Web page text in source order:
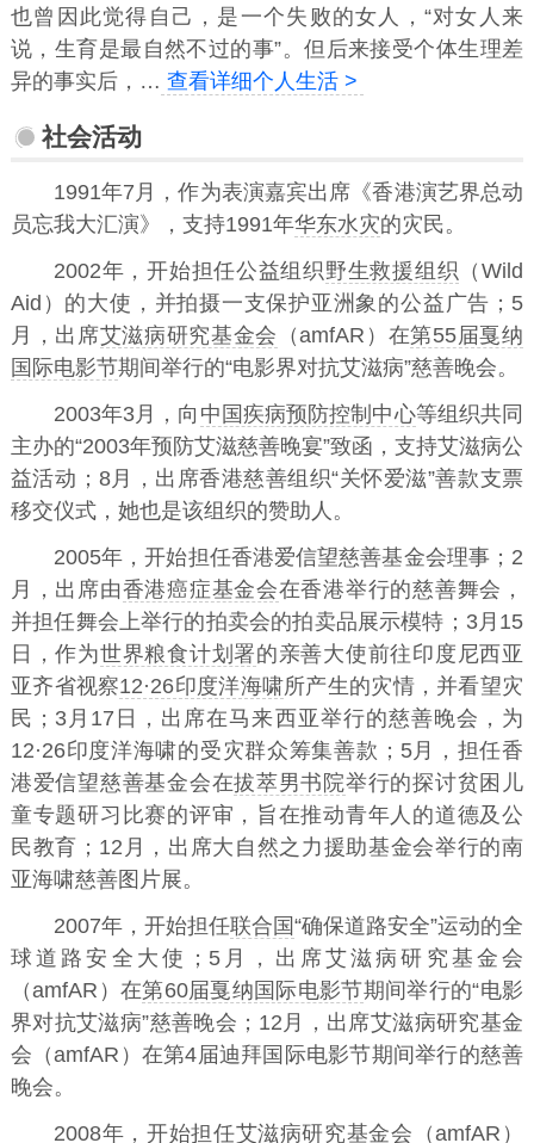
也曾因此觉得自己，是一个失败的女人，“对女人来
说，生育是最自然不过的事”。但后来接受个体生理差
异的事实后，… 查看详细个人生活 >
社会活动
1991年7月，作为表演嘉宾出席《香港演艺界总动
员忘我大汇演》，支持1991年华东水灾的灾民。
2002年，开始担任公益组织野生救援组织 （Wild
Aid）的大使，并拍摄一支保护亚洲象的公益广告；5
月，出席艾滋病研究基金会 （amfAR）在第55届戛纳
国际电影节期间举行的“电影界对抗艾滋病”慈善晚会。
2003年3月，向 中国疾病预防控制中心等组织共同
主办的“2003年预防艾滋慈善晚宴”致函，支持艾滋病公
益活动；8月，出席香港慈善组织“关怀爱滋”善款支票
移交仪式，她也是该组织的赞助人。
2005年，开始担任香港爱信望慈善基金会理事；2
月，出席由香港癌症基金会在香港举行的慈善舞会，
并担任舞会上举行的拍卖会的拍卖品展示模特；3月15
日，作为世界粮食计划署的亲善大使前往印度尼西亚
亚齐省视察12·26印度洋海啸所产生的灾情，并看望灾
民；3月17日，出席在马来西亚举行的慈善晚会，为
12·26印度洋海啸的受灾群众筹集善款；5月，担任香
港爱信望慈善基金会在拔萃男书院举行的探讨贫困儿
童专题研习比赛的评审，旨在推动青年人的道德及公
民教育；12月，出席大自然之力援助基金会举行的南
亚海啸慈善图片展。
2007年，开始担任联合国“确保道路安全”运动的全
球道路安全大使；5月，出席艾滋病研究基金会
（amfAR）在第60届戛纳国际电影节期间举行的“电影
界对抗艾滋病”慈善晚会；12月，出席艾滋病研究基金
会（amfAR）在第4届迪拜国际电影节期间举行的慈善
晚会。
2008年，开始担任艾滋病研究基金会（amfAR）